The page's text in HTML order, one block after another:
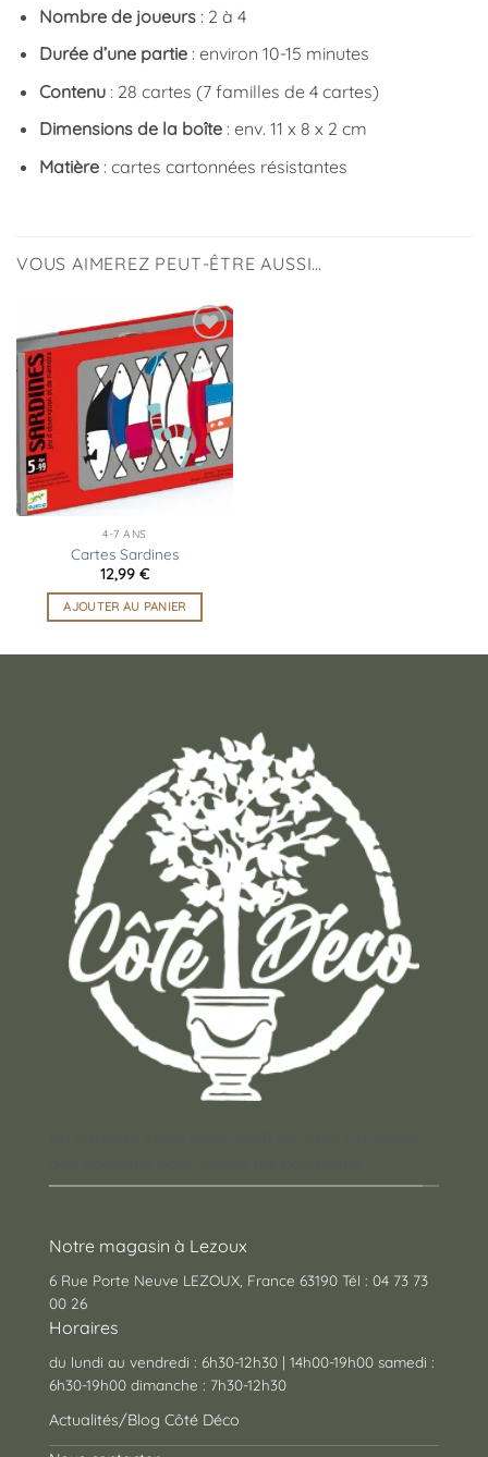
Nombre de joueurs: 2 à 4
Durée d’une partie: environ 10-15 minutes
Contenu: 28 cartes (7 familles de 4 cartes)
Dimensions de la boîte: env. 11 x 8 x 2 cm
Matière: cartes cartonnées résistantes
VOUS AIMEREZ PEUT-ÊTRE AUSSI…
Ajouter
à la
liste
d’envies
4-7 ANS
Cartes Sardines
12,99 €
AJOUTER AU PANIER
Notre magasin à Lezoux
6 Rue Porte Neuve LEZOUX, France 63190 Tél : 04 73 73
00 26
Horaires
du lundi au vendredi : 6h30-12h30 | 14h00-19h00 samedi :
6h30-19h00 dimanche : 7h30-12h30
Actualités/Blog Côté Déco